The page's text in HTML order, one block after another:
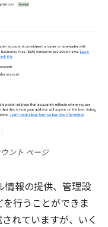
ント ページ
情報の提供、管理設
行うことができま
れていますが、いく